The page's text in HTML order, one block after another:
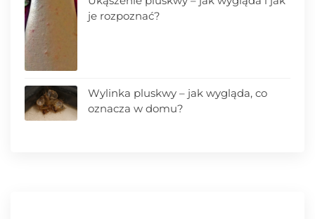
je rozpoznać?
Wylinka pluskwy – jak wygląda, co
oznacza w domu?